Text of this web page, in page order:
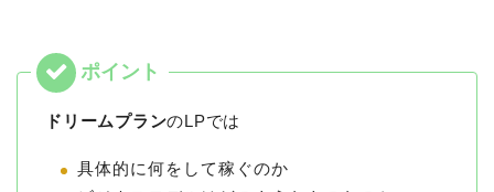
ドリームプランのLPでは
具体的に何をして稼ぐのか